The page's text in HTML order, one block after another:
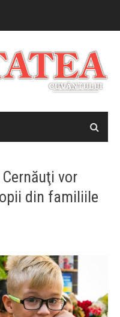
vor
din familiile